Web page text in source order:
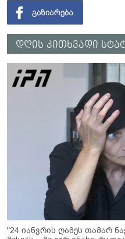
დღის კითხვადი
"24 იანვრის ღამეს თამარ